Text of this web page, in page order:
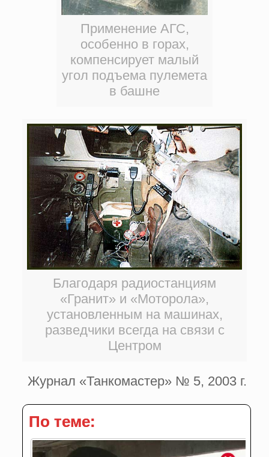
Применение АГС,
особенно в горах,
компенсирует малый
угол подъема пулемета
в башне
Благодаря радиостанциям
«Гранит» и «Моторола»,
установленным на машинах,
разведчики всегда на связи с
Центром
Журнал «Танкомастер» № 5, 2003 г.
По теме: